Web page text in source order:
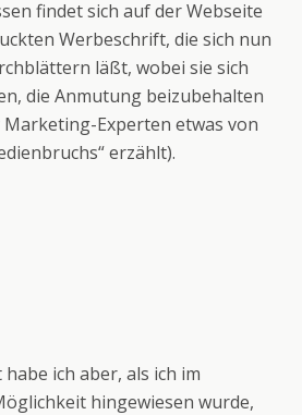
findet sich auf der Webseite
Werbeschrift, die sich nun
läßt, wobei sie sich
die Anmutung beizubehalten
Experten etwas von
erzählt).
ich aber, als ich im
hingewiesen wurde,